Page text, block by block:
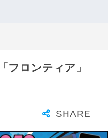
フロンティア」